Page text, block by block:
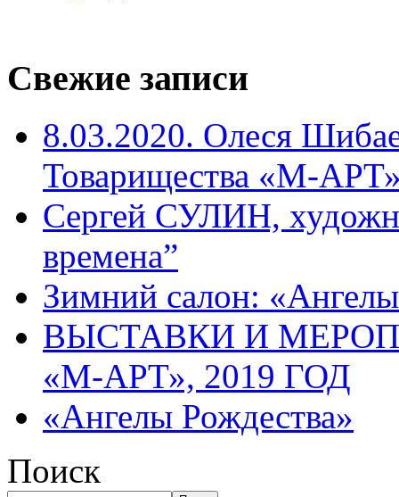
Свежие записи
8.03.2020. Олеся
Товарищества «М-
Сергей СУЛИН,
времена”
Зимний салон:
ВЫСТАВКИ И
«М-АРТ», 2019 ГОД
«Ангелы Рождества»
Поиск